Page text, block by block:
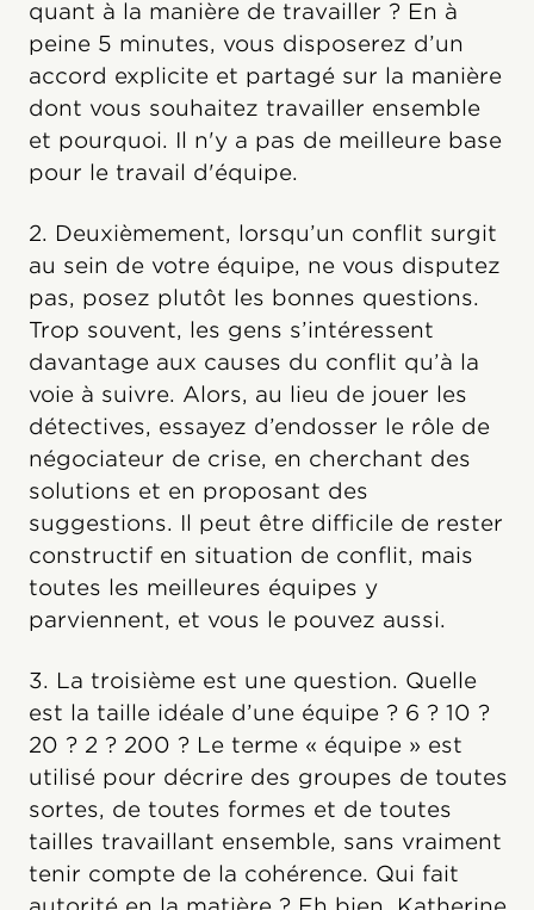
quant à la manière de travailler ? En à
peine 5 minutes, vous disposerez d’un
accord explicite et partagé sur la manière
dont vous souhaitez travailler ensemble
et pourquoi. Il n'y a pas de meilleure base
pour le travail d'équipe.
2. Deuxièmement, lorsqu’un conflit surgit
au sein de votre équipe, ne vous disputez
pas, posez plutôt les bonnes questions.
Trop souvent, les gens s’intéressent
davantage aux causes du conflit qu’à la
voie à suivre. Alors, au lieu de jouer les
détectives, essayez d’endosser le rôle de
négociateur de crise, en cherchant des
solutions et en proposant des
suggestions. Il peut être difficile de rester
constructif en situation de conflit, mais
toutes les meilleures équipes y
parviennent, et vous le pouvez aussi.
3. La troisième est une question. Quelle
est la taille idéale d’une équipe ? 6 ? 10 ?
20 ? 2 ? 200 ? Le terme « équipe » est
utilisé pour décrire des groupes de toutes
sortes, de toutes formes et de toutes
tailles travaillant ensemble, sans vraiment
tenir compte de la cohérence. Qui fait